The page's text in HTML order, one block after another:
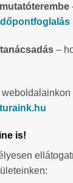
Időpontfoglalás
–
is!